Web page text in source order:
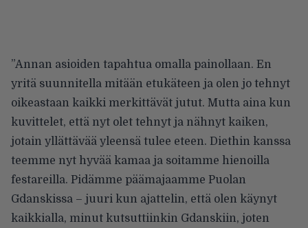
”Annan asioiden tapahtua omalla painollaan. En
yritä suunnitella mitään etukäteen ja olen jo tehnyt
oikeastaan kaikki merkittävät jutut. Mutta aina kun
kuvittelet, että nyt olet tehnyt ja nähnyt kaiken,
jotain yllättävää yleensä tulee eteen. Diethin kanssa
teemme nyt hyvää kamaa ja soitamme hienoilla
festareilla. Pidämme päämajaamme Puolan
Gdanskissa – juuri kun ajattelin, että olen käynyt
kaikkialla, minut kutsuttiinkin Gdanskiin, joten